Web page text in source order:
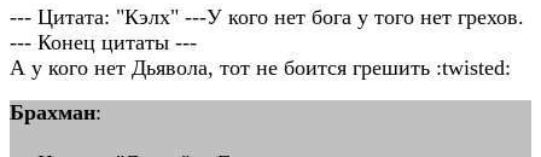
--- Цитата: "Кэлх" ---У кого нет бога у того нет грехов.
--- Конец цитаты ---
А у кого нет Дьявола, тот не боится грешить :twisted:
Брахман: